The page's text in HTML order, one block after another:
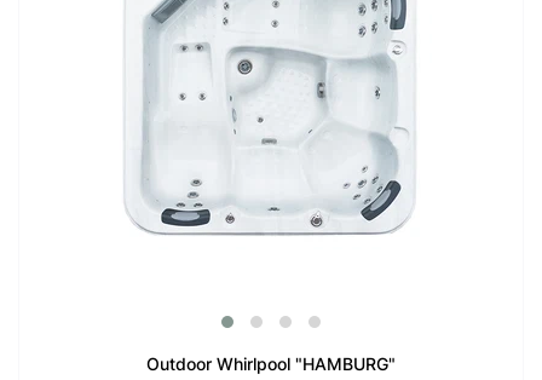
Outdoor Whirlpool "HAMBURG"